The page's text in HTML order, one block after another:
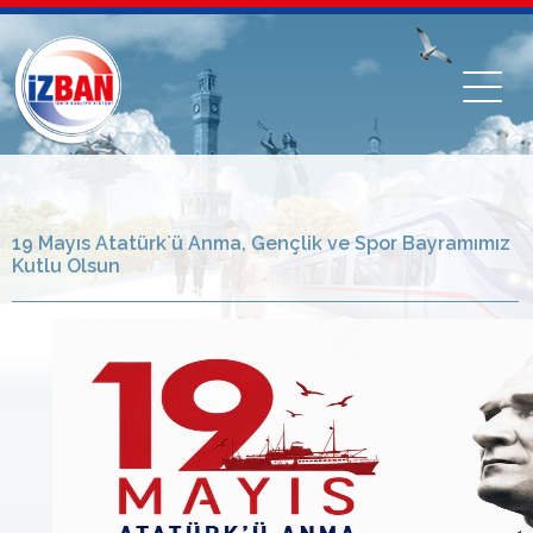
19 Mayıs Atatürk`ü Anma, Gençlik ve Spor Bayramımız
Kutlu Olsun